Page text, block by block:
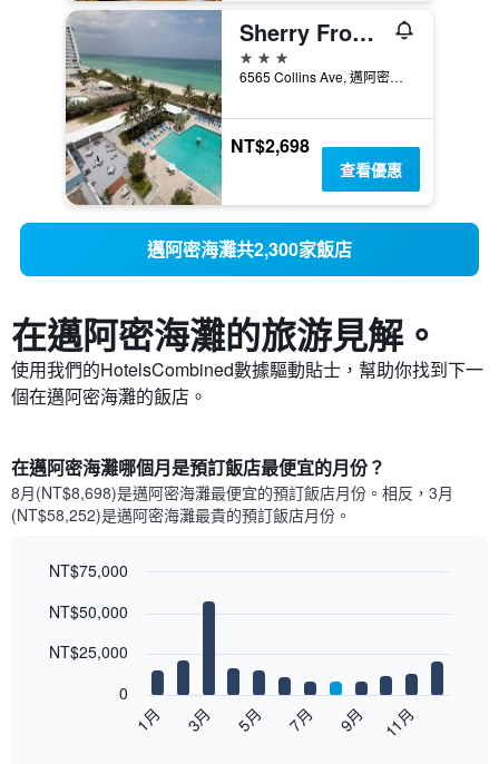
Sherry Frontenac Oceanfront Hotel
3星級
6565 Collins Ave, 邁阿密海灘, FL, 美國
NT$2,698
查看優惠
邁阿密海灘共2,300家飯店
在邁阿密海灘​的旅游見解。
使用我們的HotelsCombined數據驅動貼士，幫助你找到下一
個在邁阿密海灘​的飯店。
在邁阿密海灘哪個月是預訂飯店最便宜的月份？
8月(NT$8,698)是邁阿密海灘​最便宜的預訂飯店月份。​相反，3月
(NT$58,252)是邁阿密海灘最貴的預訂飯店月份。
chart
12
graphic.
1月 3月 5月 7月 9月 11月
0
NT$25,000
NT$50,000
NT$75,000